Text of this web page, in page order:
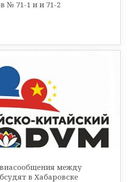
№ 71-1 и и 71-2
между
в Хабаровске